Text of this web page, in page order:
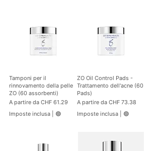
Tamponi per il
rinnovamento della pelle
ZO (60 assorbenti)
A partire da CHF 61.29
Prezzo scontato
Imposte inclusa
🟢
ZO Oil Control Pads -
Trattamento dell'acne (60
Pads)
A partire da CHF 73.38
Prezzo scontato
Imposte inclusa
🟢